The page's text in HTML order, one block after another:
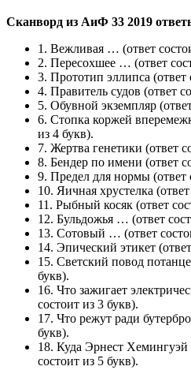
Сканворд из АиФ 33 2019
1. Вежливая … (ответ
2. Пересохшее … (ответ
3. Прототип эллипса (ответ
4. Правитель судов (ответ
5. Обувной экземпляр
6. Стопка коржей
из 4 букв).
7. Жертва генетики (ответ
8. Бендер по имени (ответ
9. Предел для нормы (ответ
10. Яичная хрустелка
11. Рыбный косяк (ответ
12. Бульдожья … (ответ
13. Сотовый … (ответ
14. Эпический этикет
15. Светский повод
букв).
16. Что зажигает
состоит из 3 букв).
17. Что режут ради
букв).
18. Куда Эрнест Хемингуэй
состоит из 5 букв).